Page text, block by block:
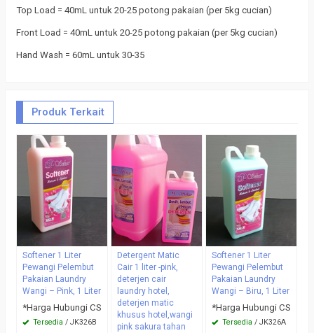
Top Load = 40mL untuk 20-25 potong pakaian (per 5kg cucian)
Front Load = 40mL untuk 20-25 potong pakaian (per 5kg cucian)
Hand Wash = 60mL untuk 30-35
Produk Terkait
Softener 1 Liter
Pewangi Pelembut
Pakaian Laundry
Wangi – Pink, 1 Liter
*Harga Hubungi CS
Tersedia / JK326B
Detergent Matic
Cair 1 liter -pink,
deterjen cair
laundry hotel,
deterjen matic
khusus hotel,wangi
pink sakura tahan
Softener 1 Liter
Pewangi Pelembut
Pakaian Laundry
Wangi – Biru, 1 Liter
*Harga Hubungi CS
Tersedia / JK326A